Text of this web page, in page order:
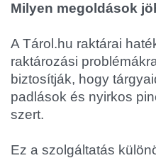
Milyen megoldások
A Tárol.hu raktárai
raktározási
biztosítják, hogy
padlások és nyirkos
szert.
Ez a szolgáltatás